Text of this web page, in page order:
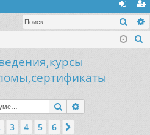
хо
д
ег
ис
Поиск
3 4 5 6